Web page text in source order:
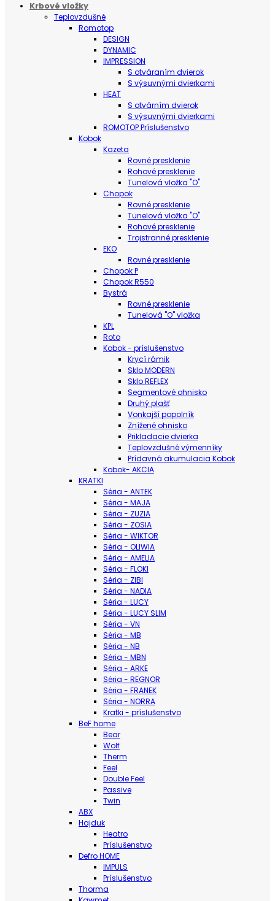
Krbové vložky
Teplovzdušné
Romotop
DESIGN
DYNAMIC
IMPRESSION
S otváraním dvierok
S výsuvnými dvierkami
HEAT
S otvárním dvierok
S výsuvnými dvierkami
ROMOTOP Príslušenstvo
Kobok
Kazeta
Rovné presklenie
Rohové presklenie
Tunelová vložka "O"
Chopok
Rovné presklenie
Tunelová vložka "O"
Rohové presklenie
Trojstranné presklenie
EKO
Rovné presklenie
Chopok P
Chopok R550
Bystrá
Rovné presklenie
Tunelová "O" vložka
KPL
Roto
Kobok - príslušenstvo
Krycí rámik
Sklo MODERN
Sklo REFLEX
Segmentové ohnisko
Druhý plašť
Vonkajší popolník
Znížené ohnisko
Prikladacie dvierka
Teplovzdušné výmenníky
Prídavná akumulacia Kobok
Kobok- AKCIA
KRATKI
Séria - ANTEK
Séria - MAJA
Séria - ZUZIA
Séria - ZOSIA
Séria - WIKTOR
Séria - OLIWIA
Séria - AMELIA
Séria - FLOKI
Séria - ZIBI
Séria - NADIA
Séria - LUCY
Séria - LUCY SLIM
Séria - VN
Séria - MB
Séria - NB
Séria - MBN
Séria - ARKE
Séria - REGNOR
Séria - FRANEK
Séria - NORRA
Kratki - príslušenstvo
BeF home
Bear
Wolf
Therm
Feel
Double Feel
Passive
Twin
ABX
Hajduk
Heatro
Príslušenstvo
Defro HOME
IMPULS
Príslušenstvo
Thorma